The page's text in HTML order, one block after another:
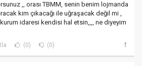
,, orası TBMM, senin benim lojmanda
kim çıkacağı ile uğraşacak değil mi ,
kurum idaresi kendisi hal etsin,,,, ne diyeyim
(0) (0)